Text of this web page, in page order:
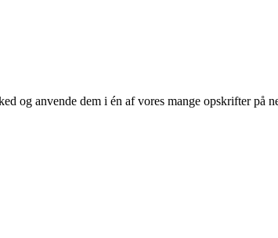
og anvende dem i én af vores mange opskrifter på